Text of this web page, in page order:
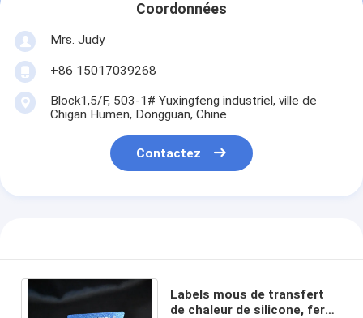
Coordonnées
Mrs. Judy
+86 15017039268
Block1,5/F, 503-1# Yuxingfeng industriel, ville de
Chigan Humen, Dongguan, Chine
Contactez
Labels mous de transfert
de chaleur de silicone, fer